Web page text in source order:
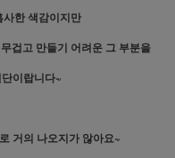
한 색감이지만
겁고 만들기 어려운 그 부분을
이랍니다~
거의 나오지가 않아요~